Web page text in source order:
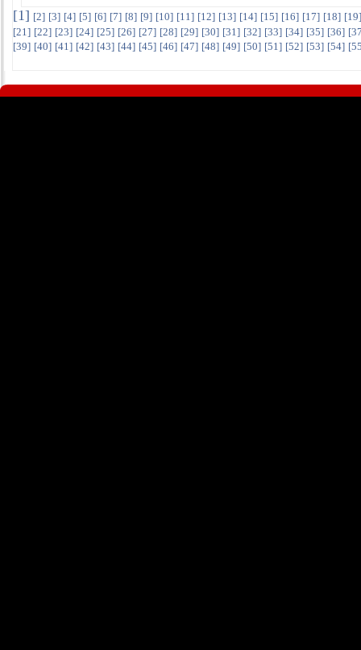
[1] [2] [3] [4] [5] [6] [7] [8] [9] [10] [11] [12] [13] [14] [15] [16] [17] [18] [19]
[21] [22] [23] [24] [25] [26] [27] [28] [29] [30] [31] [32] [33] [34] [35] [36] [
[39] [40] [41] [42] [43] [44] [45] [46] [47] [48] [49] [50] [51] [52] [53] [54] [